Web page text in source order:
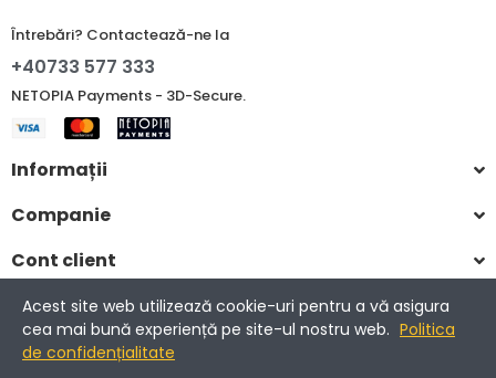
Întrebări? Contactează-ne la
+40733 577 333
NETOPIA Payments - 3D-Secure.
Informații
Companie
Cont client
Copyright © 2017-2025 Romantic Home.
Acest site web utilizează cookie-uri pentru a vă asigura
cea mai bună experiență pe site-ul nostru web. Politica
de confidențialitate